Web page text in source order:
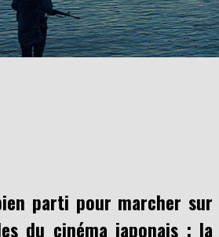
parti pour marcher sur
du cinéma japonais : la